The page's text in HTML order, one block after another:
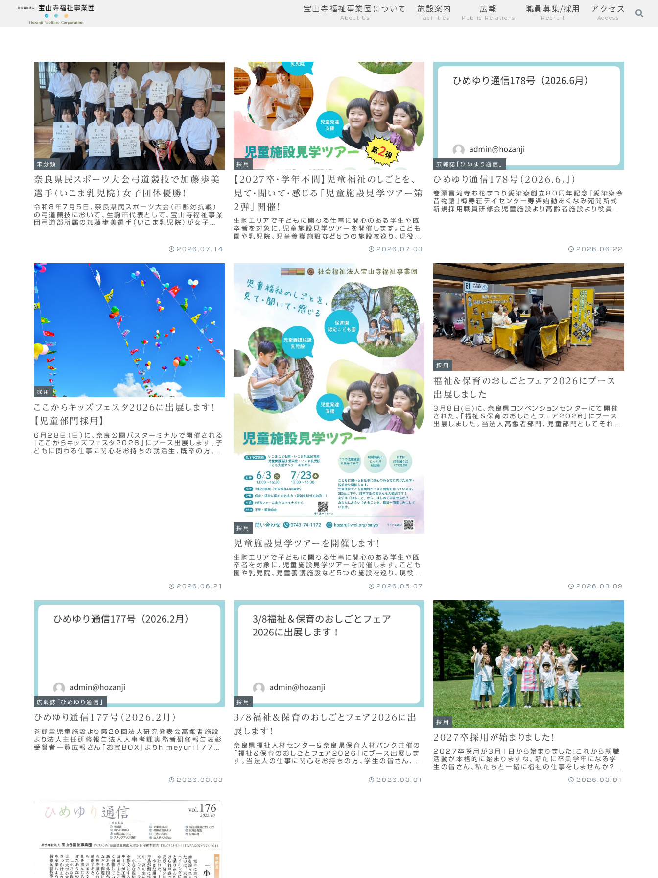
宝山寺福祉事業団について
About Us
施設案内
Facilities
広報
Public Relations
職員募集/採用
Recruit
アクセス
Access
未分類
奈良県民スポーツ大会弓道競技で加藤歩美
選手（いこま乳児院）女子団体優勝！
令和8年7月5日、奈良県民スポーツ大会（市郡対抗戦）
の弓道競技において、生駒市代表として、宝山寺福祉事業
団弓道部所属の加藤歩美選手（いこま乳児院）が女子団
2026.07.14
採用
【2027卒・学年不問】児童福祉のしごとを、
見て・聞いて・感じる「児童施設見学ツアー第
2弾」開催！
生駒エリアで子どもに関わる仕事に関心のある学生や既
卒者を対象に、児童施設見学ツアーを開催します。こども
園や乳児院、児童養護施設など5つの施設を巡り、現役職
体感できます。参加費は無料で、就職前に自分に合う現場
2026.07.03
広報誌「ひめゆり通信」
ひめゆり通信178号（2026.6月）
巻頭言滝寺お花まつり愛染寮創立80周年記念『愛染寮今
昔物語』梅寿荘デイセンター寿楽始動あくなみ苑開所式
新規採用職員研修会児童施設より高齢者施設より役員会
2026.06.22
採用
ここからキッズフェスタ2026に出展します！
【児童部門採用】
6月28日（日）に、奈良公園バスターミナルで開催される
「ここからキッズフェスタ2026」にブース出展します。子
どもに関わる仕事に関心をお持ちの就活生、既卒の方、ぜ
2026.06.21
採用
児童施設見学ツアーを開催します！
生駒エリアで子どもに関わる仕事に関心のある学生や既
卒者を対象に、児童施設見学ツアーを開催します。こども
園や乳児院、児童養護施設など5つの施設を巡り、現役職
体感できます。参加費は無料で、就職前に自分に合う現場
2026.05.07
採用
福祉&保育のおしごとフェア2026にブース
出展しました
3月8日(日)に、奈良県コンベンションセンターにて開催
された、「福祉＆保育のおしごとフェア2026」にブース
出展しました。当法人高齢者部門、児童部門としてそれぞ
2026.03.09
広報誌「ひめゆり通信」
ひめゆり通信177号（2026.2月）
巻頭言児童施設より第29回法人研究発表会高齢者施設
より法人主任研修報告法人人事考課実務者研修報告表彰
受賞者一覧広報さん「お宝BOX」よりhimeyuri177ダ
2026.03.03
採用
3/8福祉＆保育のおしごとフェア2026に出
展します！
奈良県福祉人材センター＆奈良県保育人材バンク共催の
「福祉＆保育のおしごとフェア２０２６」にブース出展しま
す。当法人の仕事に関心をお持ちの方、学生の皆さん、ぜ
2026.03.01
採用
2027卒採用が始まりました！
2027卒採用が3月1日から始まりました！これから就職
活動が本格的に始まりますね。新たに卒業学年になる学
生の皆さん、私たちと一緒に福祉の仕事をしませんか？見
2026.03.01